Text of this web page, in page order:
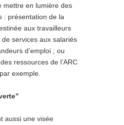
mettre en lumière des
: présentation de la
aux travailleurs
services aux salariés
d’emploi ; ou
ressources de l’ARC
exemple.
aussi une visée